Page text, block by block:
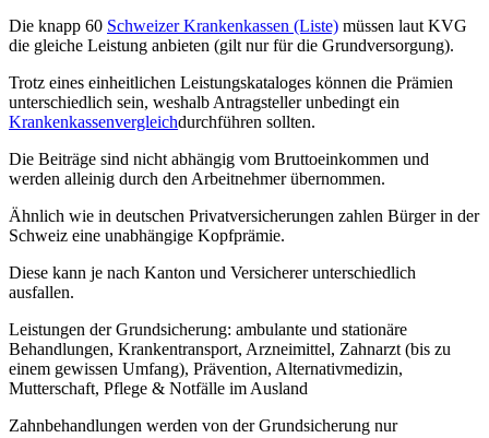
Die knapp 60 Schweizer Krankenkassen (Liste) müssen laut KVG
die gleiche Leistung anbieten (gilt nur für die Grundversorgung).
Trotz eines einheitlichen Leistungskataloges können die Prämien
unterschiedlich sein, weshalb Antragsteller unbedingt ein
Krankenkassenvergleichdurchführen sollten.
Die Beiträge sind nicht abhängig vom Bruttoeinkommen und
werden alleinig durch den Arbeitnehmer übernommen.
Ähnlich wie in deutschen Privatversicherungen zahlen Bürger in der
Schweiz eine unabhängige Kopfprämie.
Diese kann je nach Kanton und Versicherer unterschiedlich
ausfallen.
Leistungen der Grundsicherung: ambulante und stationäre
Behandlungen, Krankentransport, Arzneimittel, Zahnarzt (bis zu
einem gewissen Umfang), Prävention, Alternativmedizin,
Mutterschaft, Pflege & Notfälle im Ausland
Zahnbehandlungen werden von der Grundsicherung nur